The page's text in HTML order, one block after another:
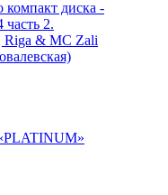
компакт диска -
2.
Riga & MC Zali